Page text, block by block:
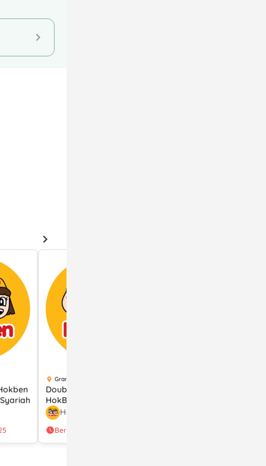
Grand Indonesia
Double Chicken Vibes di
HokBen dengan Berbagai
Metode Pembayaran
Hokben
Berakhir 31 Oct 2025